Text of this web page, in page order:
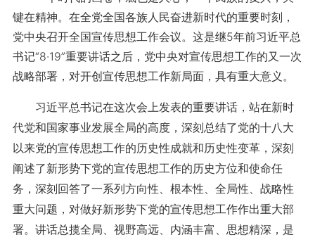
键在精神。在全党全国各族人民奋进新时代的重要时刻，
党中央召开全国宣传思想工作会议。这是继5年前习近平总
书记“8·19”重要讲话之后，党中央对宣传思想工作的又一次
战略部署，对开创宣传思想工作新局面，具有重大意义。
习近平总书记在这次会上发表的重要讲话，站在新时
代党和国家事业发展全局的高度，深刻总结了党的十八大
以来党的宣传思想工作的历史性成就和历史性变革，深刻
阐述了新形势下党的宣传思想工作的历史方位和使命任
务，深刻回答了一系列方向性、根本性、全局性、战略性
重大问题，对做好新形势下党的宣传思想工作作出重大部
署。讲话总揽全局、视野高远、内涵丰富、思想精深，是